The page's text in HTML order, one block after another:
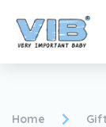
Home